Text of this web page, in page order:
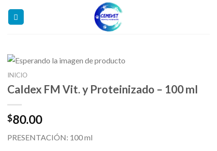
INICIO
Caldex FM Vit. y Proteinizado – 100 ml
$80.00
PRESENTACIÓN: 100 ml